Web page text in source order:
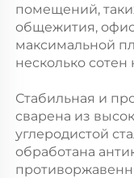
помещений,
общежития,
максимальной
несколько
Стабильная и
сварена из
углеродистой
обработана